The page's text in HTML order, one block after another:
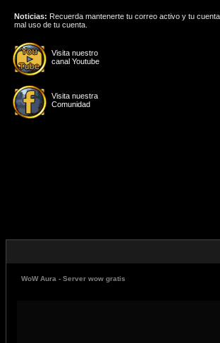
Visita nuestro
canal Youtube
Visita nuestra
Comunidad
Noticias: Recuerda mantenerte tu correo activo y tu
mal uso de tu cuenta.
WoW Aura - Server wow gratis